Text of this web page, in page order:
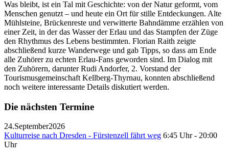
Was bleibt, ist ein Tal mit Geschichte: von der Natur geformt, vom
Menschen genutzt – und heute ein Ort für stille Entdeckungen. Alte
Mühlsteine, Brückenreste und verwitterte Bahndämme erzählen von
einer Zeit, in der das Wasser der Erlau und das Stampfen der Züge
den Rhythmus des Lebens bestimmten. Florian Raith zeigte
abschließend kurze Wanderwege und gab Tipps, so dass am Ende
alle Zuhörer zu echten Erlau-Fans geworden sind. Im Dialog mit
den Zuhörern, darunter Rudi Andorfer, 2. Vorstand der
Tourismusgemeinschaft Kellberg-Thyrnau, konnten abschließend
noch weitere interessante Details diskutiert werden.
Die nächsten Termine
24.September2026
Kulturreise nach Dresden - Fürstenzell fährt weg 6:45 Uhr - 20:00
Uhr